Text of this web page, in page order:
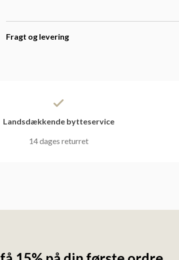
Fragt og levering
Landsdækkende bytteservice
14 dages returret